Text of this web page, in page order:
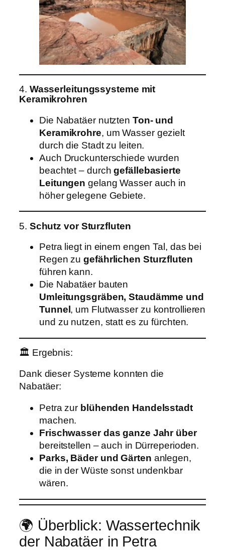
4. Wasserleitungssysteme mit
Keramikrohren
Die Nabatäer nutzten Ton- und
Keramikrohre, um Wasser gezielt
durch die Stadt zu leiten.
Auch Druckunterschiede wurden
beachtet – durchgefällebasierte
Leitungen gelang Wasser auch in
höher gelegene Gebiete.
5. Schutz vor Sturzfluten
Petra liegt in einem engen Tal, das bei
Regen zugefährlichen Sturzfluten
führen kann.
Die Nabatäer bauten
Umleitungsgräben, Staudämme und
Tunnel , um Flutwasser zu kontrollieren
und zu nutzen, statt es zu fürchten.
🏛️ Ergebnis:
Dank dieser Systeme konnten die
Nabatäer:
Petra zur blühenden Handelsstadt
machen.
Frischwasser das ganze Jahr über
bereitstellen – auch in Dürreperioden.
Parks, Bäder und Gärten anlegen,
die in der Wüste sonst undenkbar
wären.
🌍 Überblick: Wassertechnik
der Nabatäer in Petra